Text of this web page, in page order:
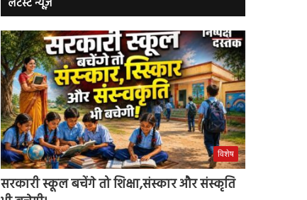
लेटेस्ट न्यूज़
विशेष
सरकारी स्कूल बचेंगे तो शिक्षा,संस्कार और संस्कृति